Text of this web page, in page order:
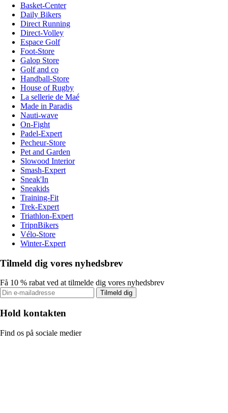
Basket-Center
Daily Bikers
Direct Running
Direct-Volley
Espace Golf
Foot-Store
Galop Store
Golf and co
Handball-Store
House of Rugby
La sellerie de Maé
Made in Paradis
Nauti-wave
On-Fight
Padel-Expert
Pecheur-Store
Pet and Garden
Slowood Interior
Smash-Expert
Sneak'In
Sneakids
Training-Fit
Trek-Expert
Triathlon-Expert
TripnBikers
Vélo-Store
Winter-Expert
Tilmeld dig vores nyhedsbrev
Få 10 % rabat ved at tilmelde dig vores nyhedsbrev
Tilmeld dig
Hold kontakten
Find os på sociale medier